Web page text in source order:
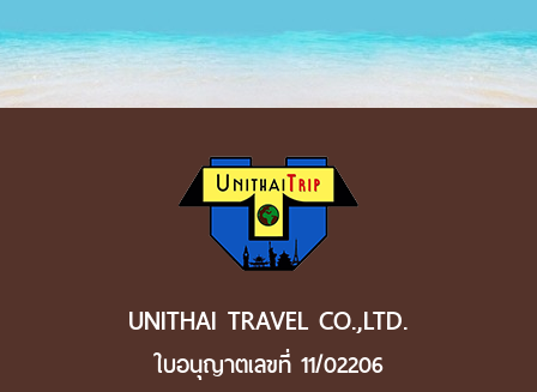
UNITHAI TRAVEL CO.,LTD.
ใบอนุญาตเลขที่ 11/02206